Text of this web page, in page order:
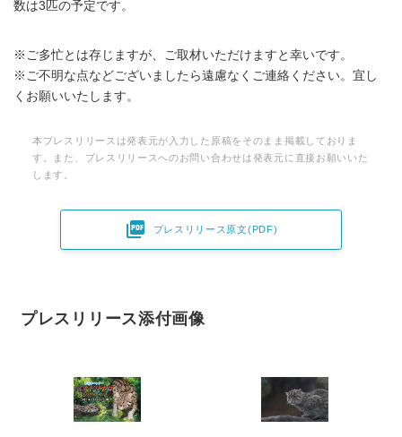
数は3匹の予定です。
※ご多忙とは存じますが、ご取材いただけますと幸いです。
※ご不明な点などございましたら遠慮なくご連絡ください。宜し
くお願いいたします。
本プレスリリースは発表元が入力した原稿をそのまま掲載しておりま
す。また、プレスリリースへのお問い合わせは発表元に直接お願いいた
します。
 プレスリリース原文(PDF)
プレスリリース添付画像